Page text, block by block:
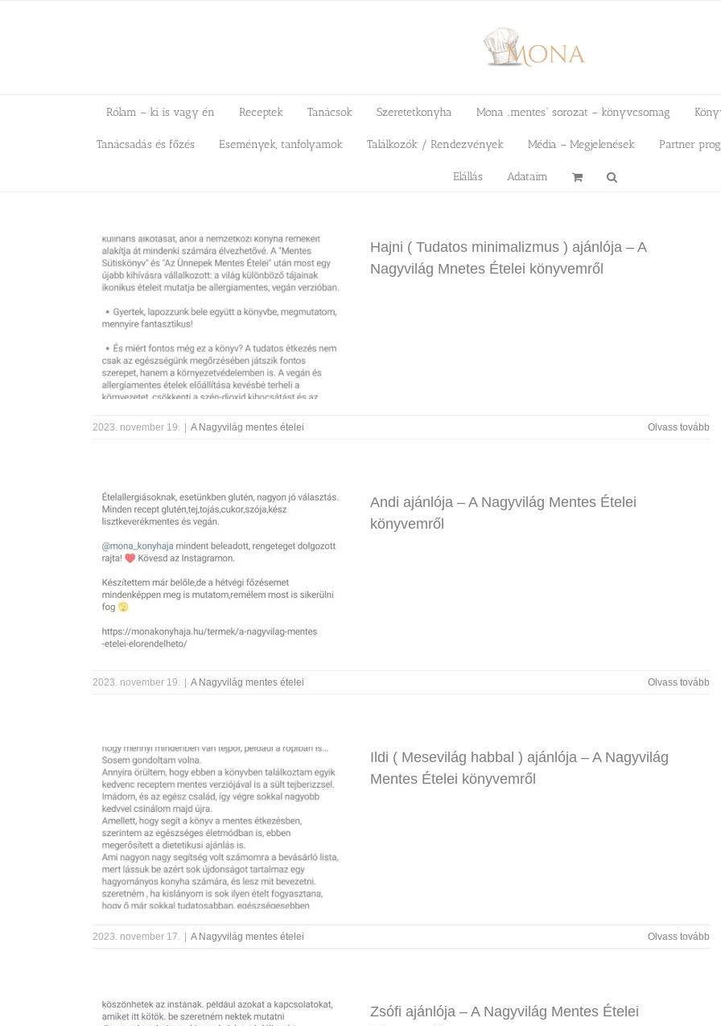
Rólam – ki is vagy én Receptek Tanácsok Szeretetkonyha Mona „mentes” sorozat – könyvcsomag
Tanácsadás és főzés Események, tanfolyamok Találkozók / Rendezvények Média – Megjelenések Partner
Elállás Adataim
Hajni ( Tudatos minimalizmus ) ajánlója – A
Nagyvilág Mnetes Ételei könyvemről
2023. november 19. | A Nagyvilág mentes ételei Olvass tovább
Andi ajánlója – A Nagyvilág Mentes Ételei
könyvemről
2023. november 19. | A Nagyvilág mentes ételei Olvass tovább
Ildi ( Mesevilág habbal ) ajánlója – A Nagyvilág
Mentes Ételei könyvemről
2023. november 17. A Nagyvilág mentes ételei Olvass tovább
Zsófi ajánlója – A Nagyvilág Mentes Ételei